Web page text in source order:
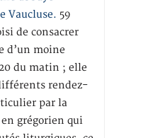
Vaucluse. 59
de consacrer
d’un moine
du matin ; elle
rendez-
par la
en grégorien qui